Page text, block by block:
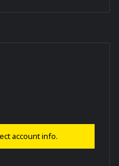
account info.